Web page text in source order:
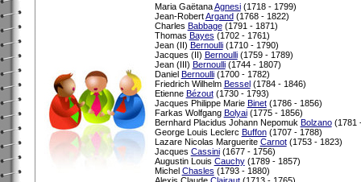
Maria GaëtanaAgnesi(1718 - 1799)
Jean-RobertArgand(1768 - 1822)
Charles Babbage(1791 - 1871)
Thomas Bayes (1702 - 1761)
Jean (II) Bernoulli(1710 - 1790)
Jacques (II) Bernoulli(1759 - 1789)
Jean (III) Bernoulli(1744 - 1807)
Daniel Bernoulli(1700 - 1782)
Friedrich Wilhelm Bessel(1784 - 1846)
Etienne Bézout(1730 - 1793)
Jacques Philippe Marie Binet(1786 - 1856)
Farkas Wolfgang Bolyai(1775 - 1856)
Bernhard Placidus Johann Nepomuk Bolzano(1781
George Louis Leclerc Buffon(1707 - 1788)
Lazare Nicolas Marguerite Carnot(1753 - 1823)
Jacques Cassini(1677 - 1756)
Augustin Louis Cauchy(1789 - 1857)
Michel Chasles (1793 - 1880)